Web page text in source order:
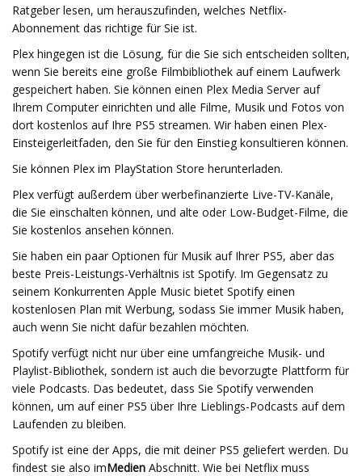
Ratgeber lesen, um herauszufinden, welches Netflix-
Abonnement das richtige für Sie ist.
Plex hingegen ist die Lösung, für die Sie sich entscheiden sollten,
wenn Sie bereits eine große Filmbibliothek auf einem Laufwerk
gespeichert haben. Sie können einen Plex Media Server auf
Ihrem Computer einrichten und alle Filme, Musik und Fotos von
dort kostenlos auf Ihre PS5 streamen. Wir haben einen Plex-
Einsteigerleitfaden, den Sie für den Einstieg konsultieren können.
Sie können Plex im PlayStation Store herunterladen.
Plex verfügt außerdem über werbefinanzierte Live-TV-Kanäle,
die Sie einschalten können, und alte oder Low-Budget-Filme, die
Sie kostenlos ansehen können.
Sie haben ein paar Optionen für Musik auf Ihrer PS5, aber das
beste Preis-Leistungs-Verhältnis ist Spotify. Im Gegensatz zu
seinem Konkurrenten Apple Music bietet Spotify einen
kostenlosen Plan mit Werbung, sodass Sie immer Musik haben,
auch wenn Sie nicht dafür bezahlen möchten.
Spotify verfügt nicht nur über eine umfangreiche Musik- und
Playlist-Bibliothek, sondern ist auch die bevorzugte Plattform für
viele Podcasts. Das bedeutet, dass Sie Spotify verwenden
können, um auf einer PS5 über Ihre Lieblings-Podcasts auf dem
Laufenden zu bleiben.
Spotify ist eine der Apps, die mit deiner PS5 geliefert werden. Du
findest sie also imMedien Abschnitt. Wie bei Netflix muss